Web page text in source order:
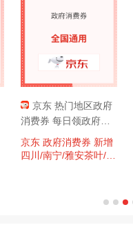
京东 热门地区政府
消费券 每日领政府补
贴
京东 政府消费券 新增
四川/南宁/雅安茶叶/武